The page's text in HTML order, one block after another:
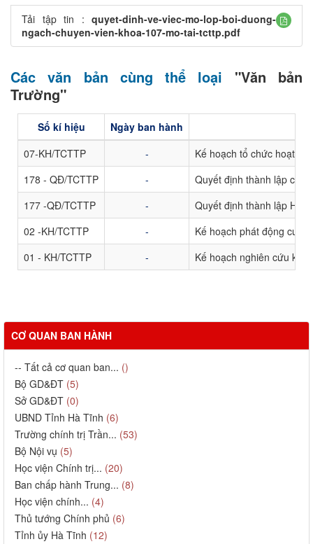
Tải tập tin : quyet-dinh-ve-viec-mo-lop-boi-duong-
ngach-chuyen-vien-khoa-107-mo-tai-tcttp.pdf
Các văn bản cùng thể loại "Văn bản
Trường"
Số kí hiệu
Ngày ban hành
07-KH/TCTTP
-
Kế hoạch tổ chức hoạt
178 - QĐ/TCTTP
-
Quyết định thành lập các
177 -QĐ/TCTTP
-
Quyết định thành lập Hội
02 -KH/TCTTP
-
Kế hoạch phát động
01 - KH/TCTTP
- Kế hoạch nghiên cứu
CƠ QUAN BAN HÀNH
-- Tất cả cơ quan ban... ()
Bộ GD&ĐT (5)
Sở GD&ĐT (0)
UBND Tỉnh Hà Tĩnh (6)
Trường chính trị Trần... (53)
Bộ Nội vụ (5)
Học viện Chính trị... (20)
Ban chấp hành Trung... (8)
Học viện chính... (4)
Thủ tướng Chính phủ (6)
Tỉnh ủy Hà Tĩnh (12)